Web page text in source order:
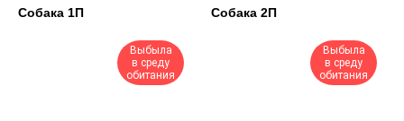
Животные без владельца
пгт. Эгвекинот
г. Билибино
Животные без владельца
п. Беринговский
Собака 1П Собака 2П
Выбыла
в среду
обитания
Выбыла
в среду
обитания